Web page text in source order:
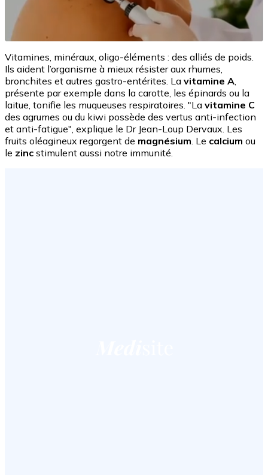
Vitamines, minéraux, oligo-éléments : des alliés de poids.
Ils aident l’organisme à mieux résister aux rhumes,
bronchites et autres gastro-entérites. La vitamine A,
présente par exemple dans la carotte, les épinards ou la
laitue, tonifie les muqueuses respiratoires. "La vitamine C
des agrumes ou du kiwi possède des vertus anti-infection
et anti-fatigue", explique le Dr Jean-Loup Dervaux. Les
fruits oléagineux regorgent de magnésium. Le calcium ou
le zinc stimulent aussi notre immunité.